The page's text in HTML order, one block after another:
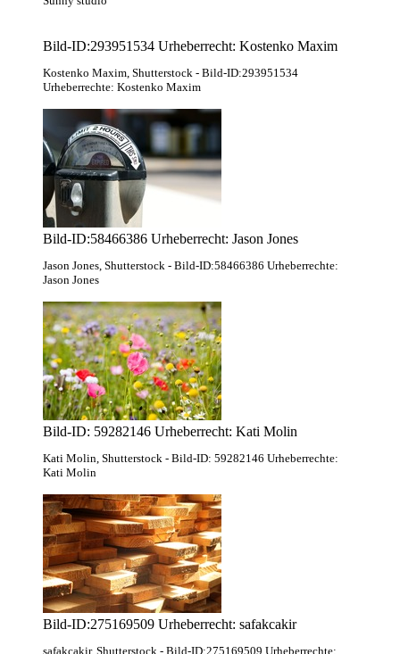
Bild-ID:293951534 Urheberrecht: Kostenko Maxim
Kostenko Maxim, Shutterstock - Bild-ID:293951534
Urheberrechte: Kostenko Maxim
Bild-ID:58466386 Urheberrecht: Jason Jones
Jason Jones, Shutterstock - Bild-ID:58466386 Urheberrechte:
Jason Jones
Bild-ID: 59282146 Urheberrecht: Kati Molin
Kati Molin, Shutterstock - Bild-ID: 59282146 Urheberrechte:
Kati Molin
Bild-ID:275169509 Urheberrecht: safakcakir
safakcakir, Shutterstock - Bild-ID:275169509 Urheberrechte: